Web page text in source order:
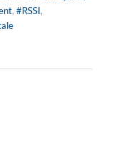
, #RSSI,